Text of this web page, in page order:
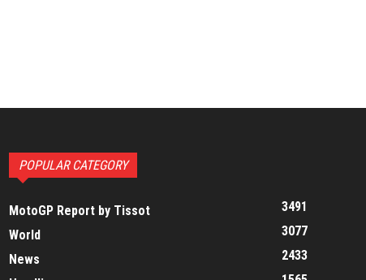
POPULAR CATEGORY
MotoGP Report by Tissot
3491
World
3077
News
2433